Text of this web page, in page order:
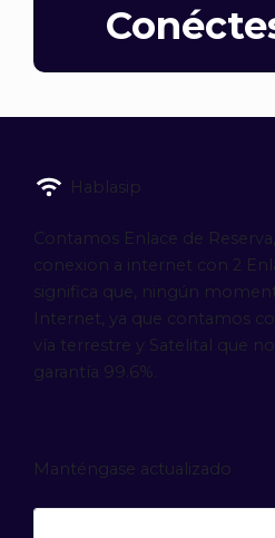
Hablasip
Contamos Enlace de
conexion a internet con 2
significa que, ningún
Internet, ya que contamos
vía terrestre y Satelital que
garantía 99.6%.
Manténgase actualizado